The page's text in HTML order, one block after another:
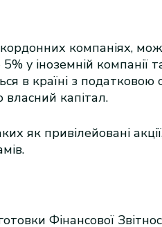
компаніях,
у іноземній компанії
в країні з
капітал.
як привілейовані
Фінансової